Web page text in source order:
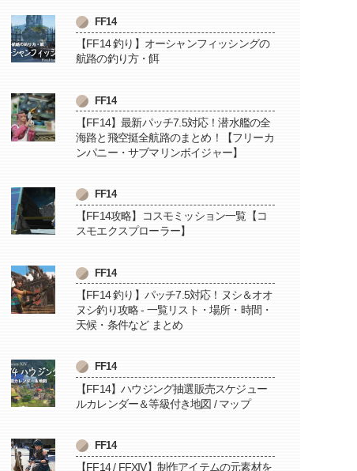
FF14
【FF14 釣り】オーシャンフィッシングの
航路の釣り方・餌
FF14
【FF14】最新パッチ7.5対応！潜水艦の全
海路と飛空挺全航路のまとめ！【フリーカ
ンパニー・サブマリンボイジャー】
FF14
【FF14攻略】コスモミッション一覧【コ
スモエクスプローラー】
FF14
【FF14 釣り】パッチ7.5対応！ヌシ＆オオ
ヌシ釣り攻略 - 一覧リスト・場所・時間・
天候・条件など まとめ
FF14
【FF14】ハウジング抽選販売スケジュー
ルカレンダー＆等級付き地図 / マップ
FF14
【FF14 / FFXIV】制作アイテムの元素材を